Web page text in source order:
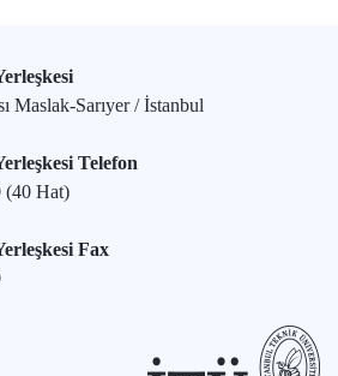
Maslak-Sarıyer / İstanbul
Telefon
(40 Hat)
Fax